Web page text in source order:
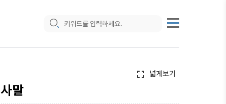
fullscreen 넓게보기
말